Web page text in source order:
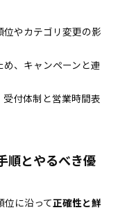
位やカテゴリ変更の影
め、キャンペーンと連
受付体制と営業時間表
順とやるべき優
位に沿って正確性と鮮